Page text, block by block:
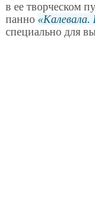
в ее творческом
панно
Калевала.
специально для